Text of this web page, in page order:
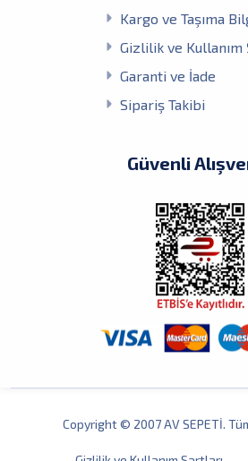
Kargo ve Taşıma
Gizlilik ve Kullanım
Garanti ve İade
Sipariş Takibi
Güvenli
Copyright © 2007 AV SEPETİ.